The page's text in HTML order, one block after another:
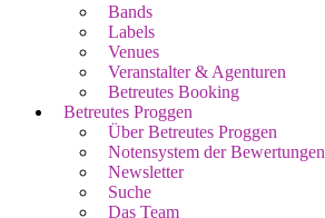
Bands
Labels
Venues
Veranstalter & Agenturen
Betreutes Booking
Betreutes Proggen
Über Betreutes Proggen
Notensystem der Bewertungen
Newsletter
Suche
Das Team